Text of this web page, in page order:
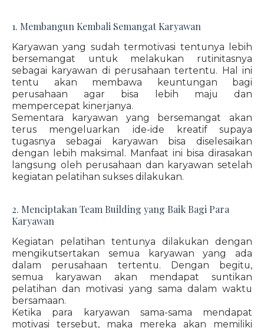
1. Membangun Kembali Semangat Karyawan
Karyawan yang sudah termotivasi tentunya lebih
bersemangat untuk melakukan rutinitasnya
sebagai karyawan di perusahaan tertentu. Hal ini
tentu akan membawa keuntungan bagi
perusahaan agar bisa lebih maju dan
mempercepat kinerjanya.
Sementara karyawan yang bersemangat akan
terus mengeluarkan ide-ide kreatif supaya
tugasnya sebagai karyawan bisa diselesaikan
dengan lebih maksimal. Manfaat ini bisa dirasakan
langsung oleh perusahaan dan karyawan setelah
kegiatan pelatihan sukses dilakukan.
2. Menciptakan Team Building yang Baik Bagi Para
Karyawan
Kegiatan pelatihan tentunya dilakukan dengan
mengikutsertakan semua karyawan yang ada
dalam perusahaan tertentu. Dengan begitu,
semua karyawan akan mendapat suntikan
pelatihan dan motivasi yang sama dalam waktu
bersamaan.
Ketika para karyawan sama-sama mendapat
motivasi tersebut, maka mereka akan memiliki